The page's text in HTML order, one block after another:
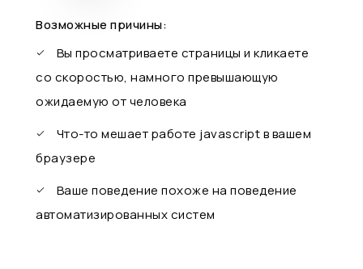
Возможные причины:
Вы просматриваете страницы и кликаете
со скоростью, намного превышающую
ожидаемую от человека
Что-то мешает работе javascript в вашем
браузере
Ваше поведение похоже на поведение
автоматизированных систем